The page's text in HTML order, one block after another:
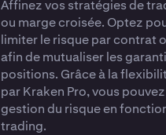
Affinez vos stratégies de
ou marge croisée. Optez
limiter le risque par contrat
afin de mutualiser les
positions. Grâce à la
par Kraken Pro, vous
gestion du risque en
trading.